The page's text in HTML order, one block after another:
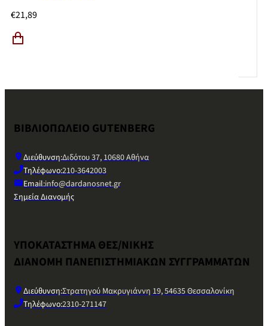
€21,89
ΒΙΒΛΙΟΠΩΛΕΙΟ GUTENBERG
Διεύθυνση:Διδότου 37, 10680 Αθήνα
Τηλέφωνο:210-3642003
Email:info@dardanosnet.gr
Σημεία Διανομής
ΥΠΟΚΑΤΑΣΤΗΜΑ ΘΕΣ/ΝΙΚΗΣ
ΔΙΑΝΟΜΗ ΠΑΝΕΠΙΣΤΗΜΙΑΚΩΝ ΣΥΓΓΡΑΜΜΑΤΩΝ
Διεύθυνση:Στρατηγού Μακρυγιάννη 19, 54635 Θεσσαλονίκη
Τηλέφωνο:2310-271147